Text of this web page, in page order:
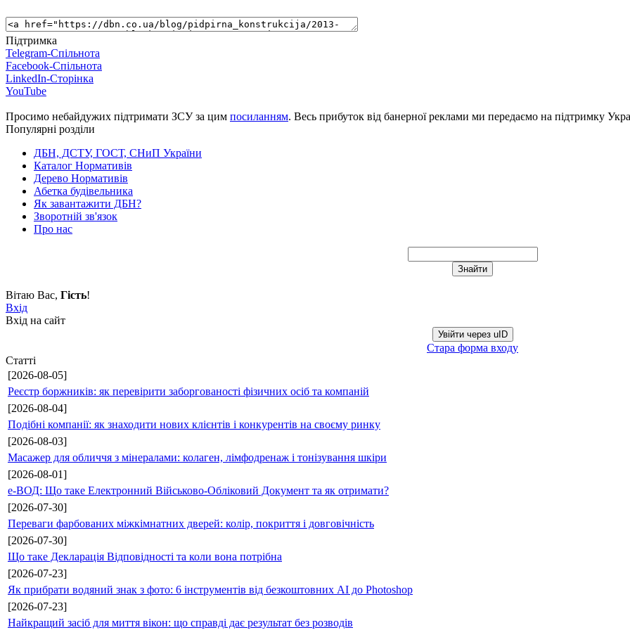
Підтримка
Telegram-Спільнота
Facebook-Спільнота
LinkedIn-Сторінка
YouTube
Просимо небайдужих підтримати ЗСУ за цим посиланням. Весь прибуток від банерної реклами ми передаємо на підтримку
Популярні розділи
ДБН, ДСТУ, ГОСТ, СНиП України
Каталог Нормативів
Дерево Нормативів
Абетка будівельника
Як завантажити ДБН?
Зворотній зв'язок
Про нас
Вітаю Вас, Гість!
Вхід
Вхід на сайт
Увійти через uID
Стара форма входу
Статті
[2026-08-05]
Реєстр боржників: як перевірити заборгованості фізичних осіб та компаній
[2026-08-04]
Подібні компанії: як знаходити нових клієнтів і конкурентів на своєму ринку
[2026-08-03]
Масажер для обличчя з мінералами: колаген, лімфодренаж і тонізування шкіри
[2026-08-01]
е-ВОД: Що таке Електронний Військово-Обліковий Документ та як отримати?
[2026-07-30]
Переваги фарбованих міжкімнатних дверей: колір, покриття і довговічність
[2026-07-30]
Що таке Декларація Відповідності та коли вона потрібна
[2026-07-23]
Як прибрати водяний знак з фото: 6 інструментів від безкоштовних AI до Photoshop
[2026-07-23]
Найкращий засіб для миття вікон: що справді дає результат без розводів